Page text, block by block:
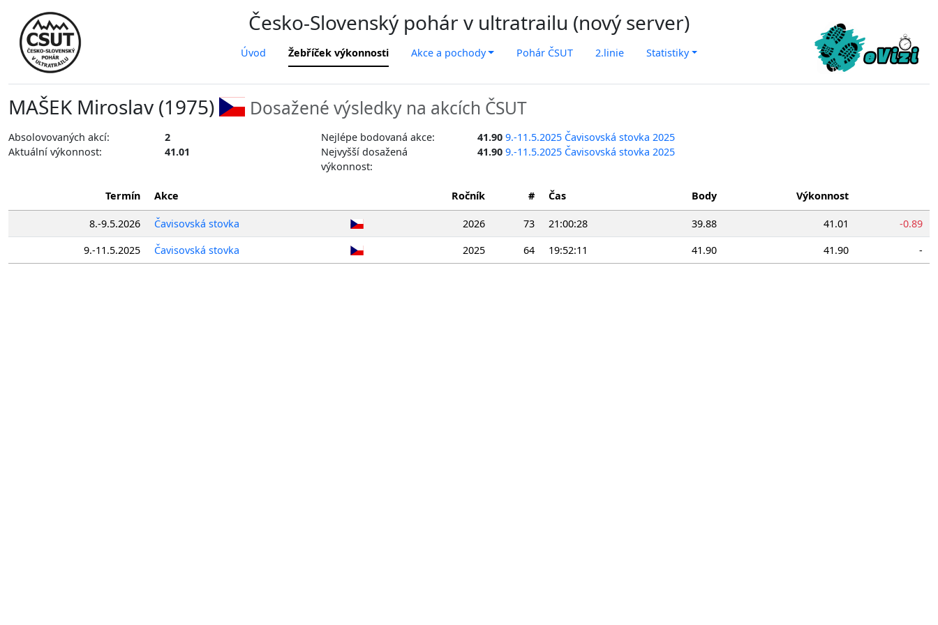
Česko-Slovenský pohár v ultratrailu (nový server)
Úvod Žebříček výkonnosti Akce a pochody Pohár ČSUT 2.linie Statistiky
MAŠEK Miroslav (1975) Dosažené výsledky na akcích ČSUT
Absolovovaných akcí: 2 Nejlépe bodovaná akce: 41.90 9.-11.5.2025 Čavisovská stovka 2025
Aktuální výkonnost:
41.01
Nejvyšší dosažená
výkonnost:
41.90 9.-11.5.2025 Čavisovská stovka 2025
Termín Akce Ročník # Čas Body Výkonnost
8.-9.5.2026 Čavisovská stovka 2026 73 21:00:28 39.88 41.01
-0.89
9.-11.5.2025
Čavisovská stovka 2025 64 19:52:11 41.90 41.90 -